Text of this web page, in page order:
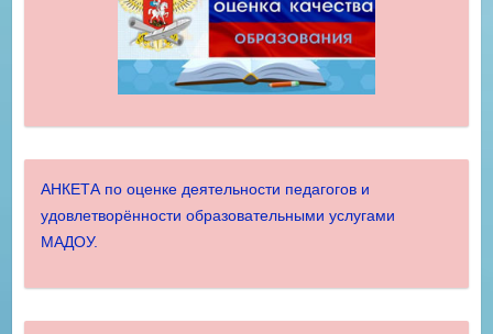
АНКЕТА по оценке деятельности педагогов и
удовлетворённости образовательными услугами
МАДОУ.